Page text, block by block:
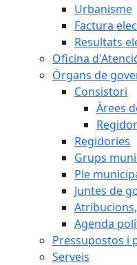
Urbanisme
Factura
Resultats
Oficina
Òrgans de
Consistori
Àrees
Regidories
Grups
Ple
Juntes de
Agenda
Pressupostos i
Serveis